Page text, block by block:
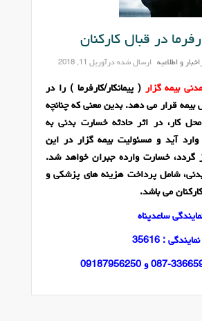
در قبال کارکنان
اخبار و اطلاعیه ارسال شده در آوریل 11, 2018
بیمه گزار( پیمانکار/کارفرما ) را در
قرار می دهد. بدین معنی که چنانچه
کار، در اثر حادثه خسارت بدنی به
وارد آید و مسئولیت بیمه گزار در این
گردد، خسارت وارده جبران خواهد شد.
شامل پرداخت هزینه های پزشکی و
می باشد.
ساعدپناه
: 35616